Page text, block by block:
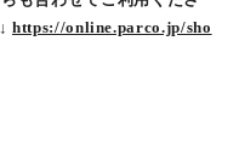
https://online.parco.jp/sho